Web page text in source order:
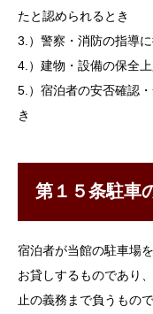
たと認められるとき
3.）警察・消防の指導
4.）建物・設備の保全
5.）宿泊者の安否確認
き
第１５条駐車
宿泊者が当館の駐車場
お貸しするものであり
止の義務まで負うもの